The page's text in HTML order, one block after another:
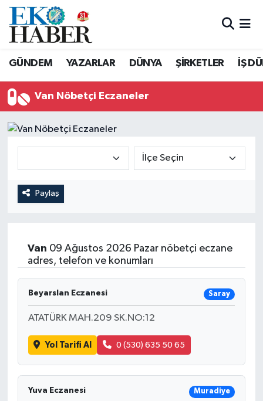
GÜNDEM YAZARLAR DÜNYA ŞİRKETLER İŞ
Van Nöbetçi Eczaneler
Paylaş
Van 09 Ağustos 2026 Pazar nöbetçi eczane
adres, telefon ve konumları
Beyarslan Eczanesi Saray
ATATÜRK MAH.209 SK.NO:12
Yol Tarifi Al 0 (530) 635 50 65
Yuva Eczanesi Muradiye
Hava Durumu
Süper Lig Puan Durumu ve Fikstür
Tüm Manşetler
Haber Arşivi